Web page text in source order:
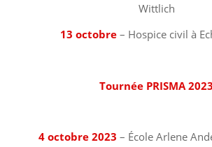
Wittlich
13 octobre – Hospice civil à
Tournée PRISMA 2023
4 octobre 2023 – École Arlene